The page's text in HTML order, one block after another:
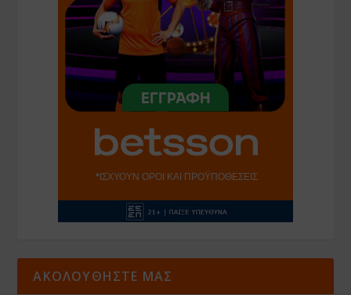
ΑΚΟΛΟΥΘΗΣΤΕ ΜΑΣ